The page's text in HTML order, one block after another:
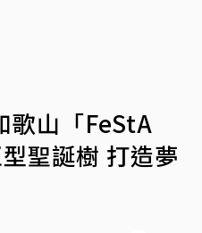
歌山「FeStA
聖誕樹 打造夢